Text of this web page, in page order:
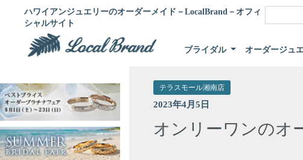
ハワイアンジュエリーのオーダーメイド－LocalBrand－オフィ
シャルサイト
ブライダル オーダージュ
テラスモール湘南店
2023年4月5日
オンリーワンのオ